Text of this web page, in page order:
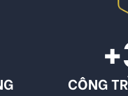
CÔNG